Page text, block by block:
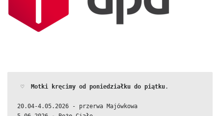
♡ Motki kręcimy od poniedziałku do piątku.
20.04-4.05.2026 - przerwa Majówkowa